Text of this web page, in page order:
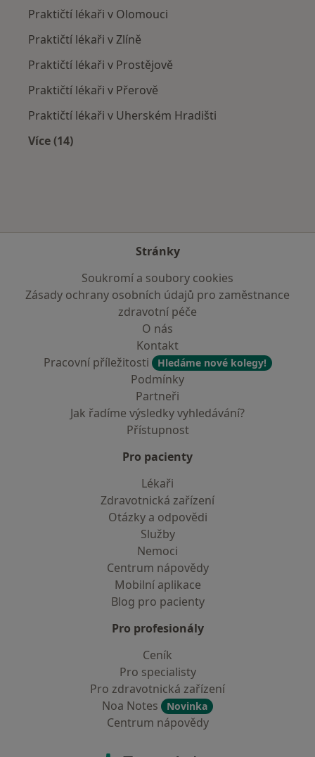
Praktičtí lékaři v Olomouci
Praktičtí lékaři v Zlíně
Praktičtí lékaři v Prostějově
Praktičtí lékaři v Přerově
Praktičtí lékaři v Uherském Hradišti
Více (14)
Stránky
Soukromí a soubory cookies
Zásady ochrany osobních údajů pro zaměstnance
zdravotní péče
O nás
Kontakt
Pracovní příležitosti
Hledáme nové kolegy!
Podmínky
Partneři
Jak řadíme výsledky vyhledávání?
Přístupnost
Pro pacienty
Lékaři
Zdravotnická zařízení
Otázky a odpovědi
Služby
Nemoci
Centrum nápovědy
Mobilní aplikace
Blog pro pacienty
Pro profesionály
Ceník
Pro specialisty
Pro zdravotnická zařízení
Noa Notes
Novinka
Centrum nápovědy